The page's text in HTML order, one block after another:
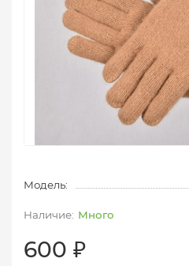
Модель:
Много
600 ₽